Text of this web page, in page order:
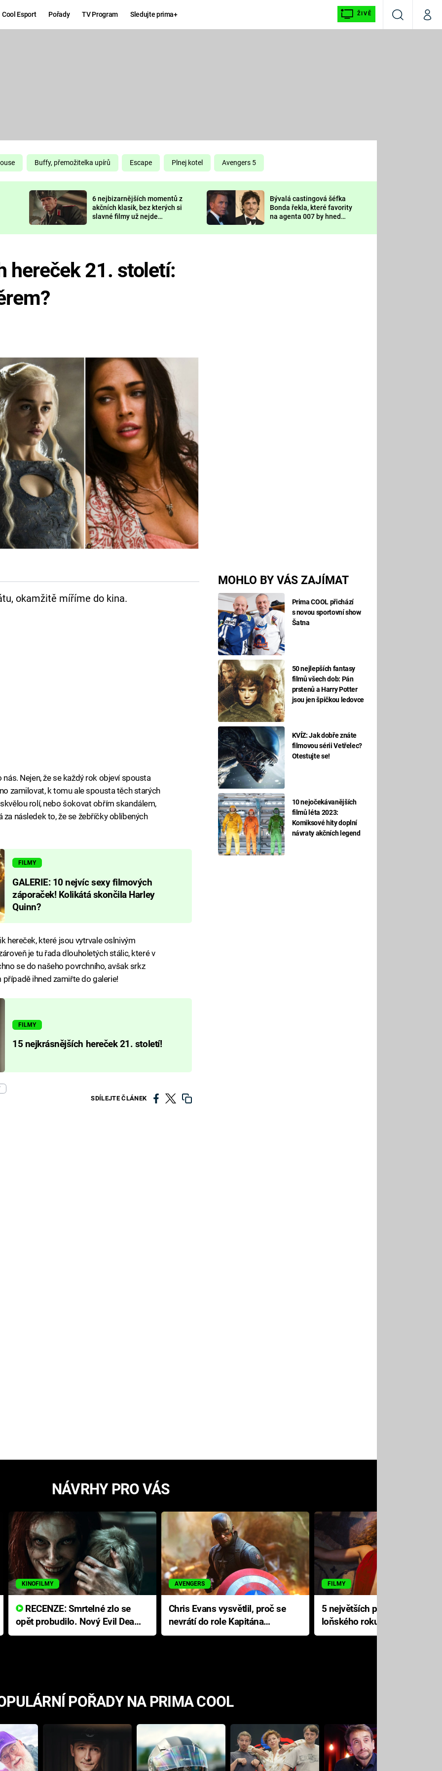
Cool Esport Pořady TV Program Sledujte prima+ ŽIVĚ
VyhledáváníMůj
DELIVERANCE
KOMEDIE
CHUCK
NORRIS
DEADPOOL
Prima LAJK
Sledujte nás
Buffy, přemožitelka upírů Escape Plnej kotel Avengers 5
6 nejbizarnějších momentů z
akčních klasik, bez kterých si
slavné filmy už nejde
Bývalá castingová šéfka
Bonda řekla, které favority
na agenta 007 by hned
MOHLO BY VÁS ZAJÍMAT
Prima COOL přichází
s novou sportovní show
Šatna
50 nejlepších fantasy
filmů všech dob: Pán
prstenů a Harry Potter
jsou jen špičkou ledovce
KVÍZ: Jak dobře znáte
filmovou sérii Vetřelec?
Otestujte se!
10 nejočekávanějších
filmů léta 2023:
Komiksové hity doplní
návraty akčních legend
hereček 21. století:
okamžitě míříme do kina.
Nejen, že se každý rok objeví spousta
zamilovat, k tomu ale spousta těch starých
rolí, nebo šokovat obřím skandálem,
následek to, že se žebříčky oblíbených
FILMY
GALERIE: 10 nejvíc sexy filmových
záporaček! Kolikátá skončila Harley
Quinn?
hereček, které jsou vytrvale oslnivým
je tu řada dlouholetých stálic, které v
se do našeho povrchního, avšak srkz
ihned zamiřte do galerie!
FILMY
15 nejkrásnějších hereček 21. století!
SDÍLEJTE ČLÁNEK
NÁVRHY PRO VÁS
KINOFILMY
RECENZE: Smrtelné zlo se
opět probudilo. Nový Evil Dead
přichází s neodolatelnou
AVENGERS
Chris Evans vysvětlil, proč se
nevrátí do role Kapitána
Ameriky
FILMY
5 největších propadáků
loňského roku: Disney na
jediné katastrofě prodělal 200
POŘADY NA PRIMA COOL